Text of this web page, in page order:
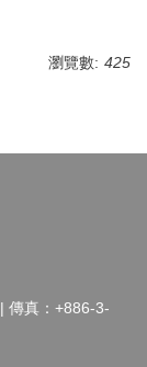
瀏覽數: 425
傳真：+886-3-